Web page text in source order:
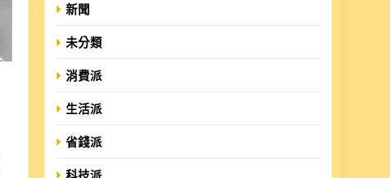
新聞
未分類
消費派
生活派
省錢派